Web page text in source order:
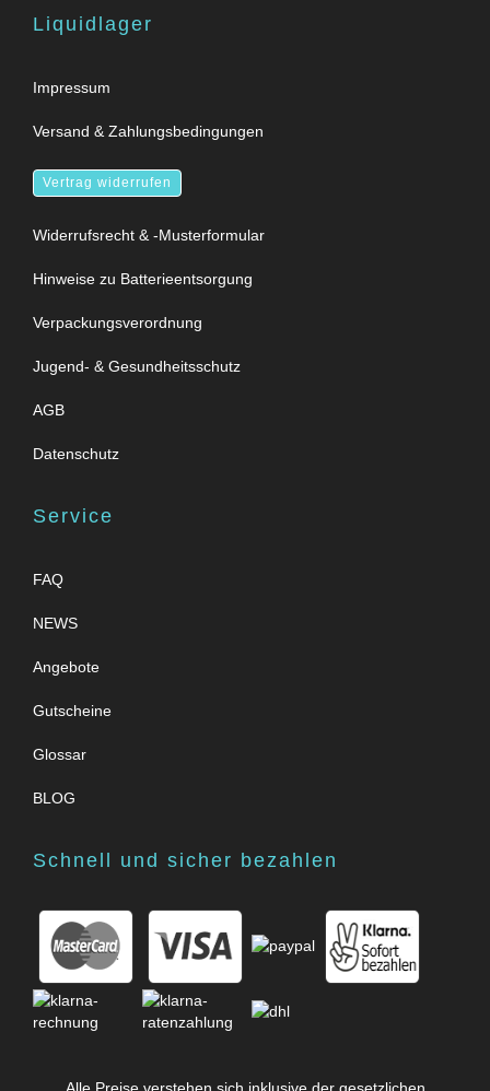
Liquidlager
Impressum
Versand & Zahlungsbedingungen
Vertrag widerrufen
Widerrufsrecht & -Musterformular
Hinweise zu Batterieentsorgung
Verpackungsverordnung
Jugend- & Gesundheitsschutz
AGB
Datenschutz
Service
FAQ
NEWS
Angebote
Gutscheine
Glossar
BLOG
Schnell und sicher bezahlen